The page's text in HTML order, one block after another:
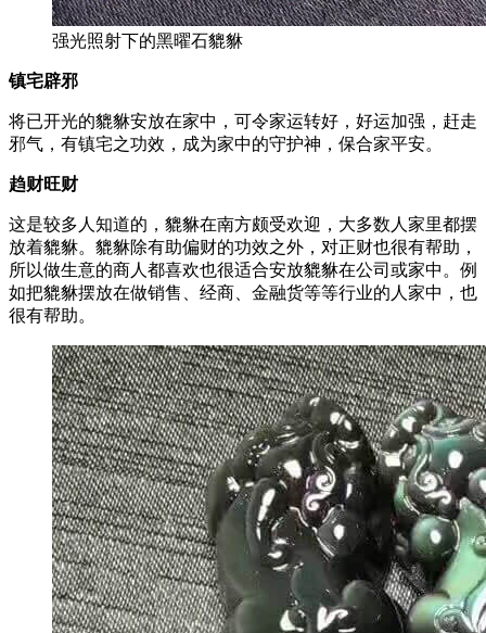
强光照射下的黑曜石貔貅
镇宅辟邪
将已开光的貔貅安放在家中，可令家运转好，好运加强，赶走
邪气，有镇宅之功效，成为家中的守护神，保合家平安。
趋财旺财
这是较多人知道的，貔貅在南方颇受欢迎，大多数人家里都摆
放着貔貅。貔貅除有助偏财的功效之外，对正财也很有帮助，
所以做生意的商人都喜欢也很适合安放貔貅在公司或家中。例
如把貔貅摆放在做销售、经商、金融货等等行业的人家中，也
很有帮助。